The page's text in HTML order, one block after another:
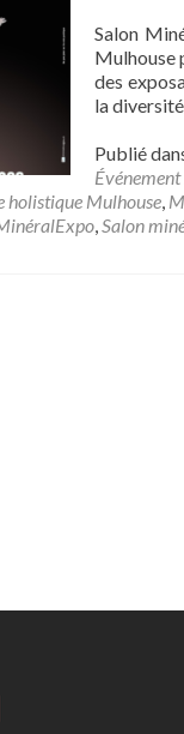
Salon
Mulhouse
des
la
Publié
holistique Mulhouse,
,Salon